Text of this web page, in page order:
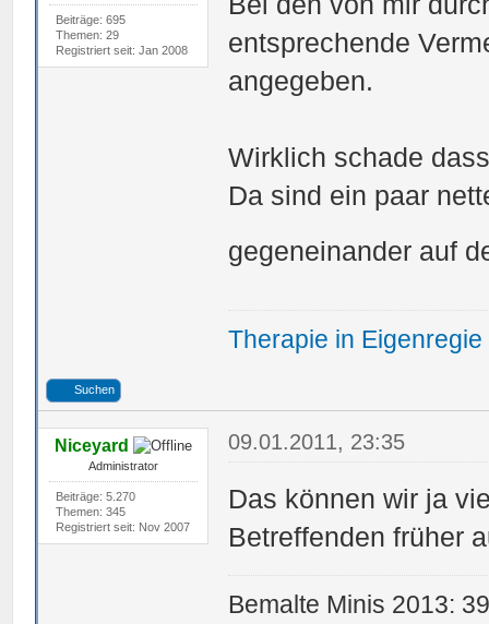
Beiträge: 695
Themen: 29
Registriert seit: Jan 2008
entsprechende
angegeben.
Wirklich schade
Da sind ein paar
gegeneinander auf
Therapie in
Suchen
Niceyard
Administrator
Beiträge: 5.270
Themen: 345
Registriert seit: Nov 2007
09.01.2011, 23:35
Das können wir ja
Betreffenden früher
Bemalte Minis 2013: